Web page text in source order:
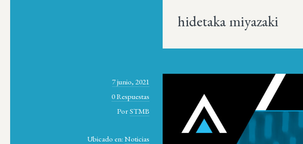
hidetaka miyazaki
7 junio, 2021
0 Respuestas
PorSTMB
Ubicado en:Noticias